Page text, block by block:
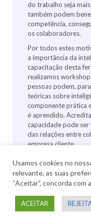
do trabalho seja
também podem
competência,
os colaboradores.
Por todos estes
a importância da
capacitação desta
realizamos
pessoas podem,
teóricas sobre
componente prática
é aprendido.
capacidade pode ser
das relações entre
empresa cliente.
All
Usamos cookies no
relevante, as suas
“Aceitar”, concorda
ACEITAR